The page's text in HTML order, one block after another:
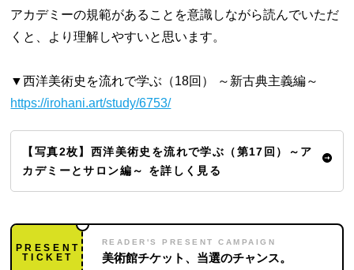
アカデミーの規範があることを意識しながら読んでいただ
くと、より理解しやすいと思います。
▼西洋美術史を流れで学ぶ（18回） ～新古典主義編～
https://irohani.art/study/6753/
【写真2枚】西洋美術史を流れで学ぶ（第17回）～ア
カデミーとサロン編～ を詳しく見る
PRESENT
TICKET
READER'S PRESENT CAMPAIGN
美術館チケット、当選のチャンス。